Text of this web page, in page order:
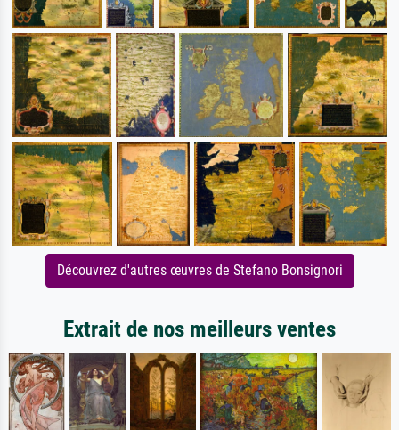
Découvrez d'autres œuvres de Stefano Bonsignori
Extrait de nos meilleurs ventes